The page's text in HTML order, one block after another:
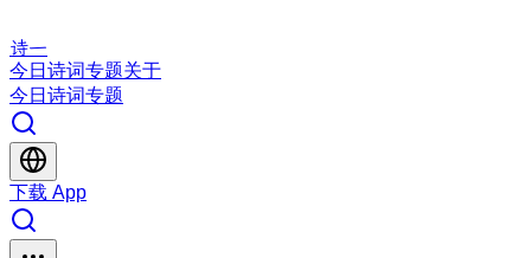
诗一
今日 诗词专题关于
今日 诗词专题
下载 App